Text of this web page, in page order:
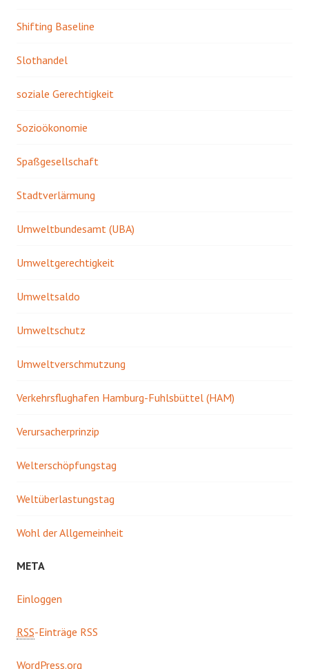
Shifting Baseline
Slothandel
soziale Gerechtigkeit
Sozioökonomie
Spaßgesellschaft
Stadtverlärmung
Umweltbundesamt (UBA)
Umweltgerechtigkeit
Umweltsaldo
Umweltschutz
Umweltverschmutzung
Verkehrsflughafen Hamburg-Fuhlsbüttel (HAM)
Verursacherprinzip
Welterschöpfungstag
Weltüberlastungstag
Wohl der Allgemeinheit
META
Einloggen
RSS-Einträge RSS
WordPress.org